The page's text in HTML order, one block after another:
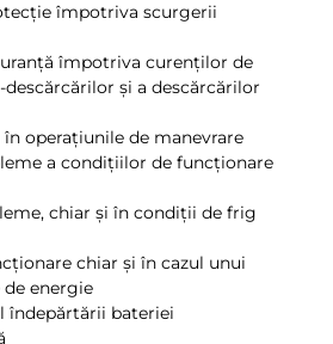
împotriva scurgerii
împotriva curenților de
și a descărcărilor
în operațiunile de manevrare
a condițiilor de funcționare
chiar și în condiții de frig
chiar și în cazul unui
energie
îndepărtării bateriei